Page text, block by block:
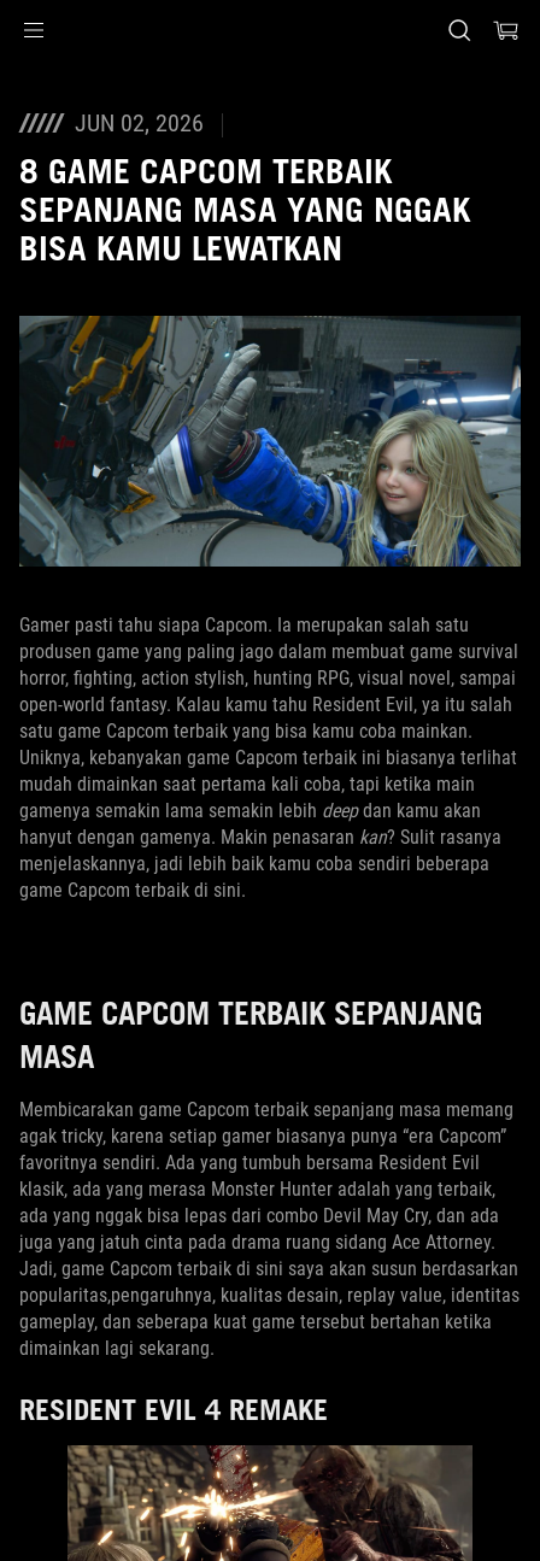
JUN 02, 2026
8 GAME CAPCOM TERBAIK
SEPANJANG MASA YANG NGGAK
BISA KAMU LEWATKAN
Gamer pasti tahu siapa Capcom. Ia merupakan salah satu
produsen game yang paling jago dalam membuat game survival
horror, fighting, action stylish, hunting RPG, visual novel, sampai
open-world fantasy. Kalau kamu tahu Resident Evil, ya itu salah
satu game Capcom terbaik yang bisa kamu coba mainkan.
Uniknya, kebanyakan game Capcom terbaik ini biasanya terlihat
mudah dimainkan saat pertama kali coba, tapi ketika main
gamenya semakin lama semakin lebih deepdan kamu akan
hanyut dengan gamenya. Makin penasaran kan? Sulit rasanya
menjelaskannya, jadi lebih baik kamu coba sendiri beberapa
game Capcom terbaik di sini.
GAME CAPCOM TERBAIK SEPANJANG
MASA
Membicarakan game Capcom terbaik sepanjang masa memang
agak tricky, karena setiap gamer biasanya punya “era Capcom”
favoritnya sendiri. Ada yang tumbuh bersama Resident Evil
klasik, ada yang merasa Monster Hunter adalah yang terbaik,
ada yang nggak bisa lepas dari combo Devil May Cry, dan ada
juga yang jatuh cinta pada drama ruang sidang Ace Attorney.
Jadi, game Capcom terbaik di sini saya akan susun berdasarkan
popularitas,pengaruhnya, kualitas desain, replay value, identitas
gameplay, dan seberapa kuat game tersebut bertahan ketika
dimainkan lagi sekarang.
RESIDENT EVIL 4 REMAKE